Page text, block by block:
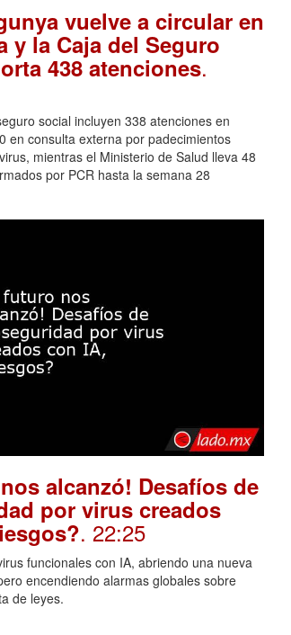
vuelve a circular en
y la Caja del Seguro
438 atenciones.
social incluyen 338 atenciones en
en consulta externa por padecimientos
mientras el Ministerio de Salud lleva 48
por PCR hasta la semana 28
alcanzó! Desafíos de
por virus creados
. 22:25
funcionales con IA, abriendo una nueva
encendiendo alarmas globales sobre
de leyes.